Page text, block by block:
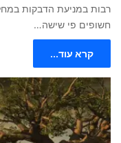
רבות במניעת הדבקות
חשופים פי שישה…
קרא עוד...